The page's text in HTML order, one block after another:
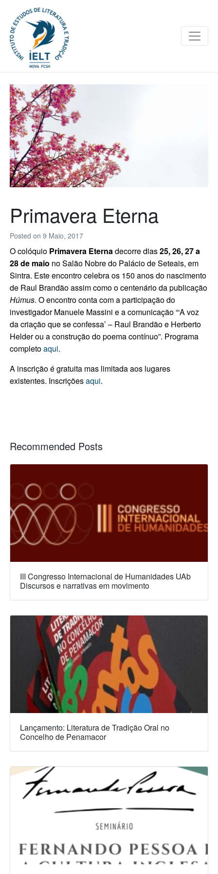
Posted on 9 Maio, 2017
Primavera Eterna
O colóquio ​ Primavera Eternadecorre dias25, 26, 27 a
28 de maio no Salão Nobre do Palácio de Seteais, em
Sintra. Este encontro celebra os 150 anos do nascimento
de Raul Brandão assim como o centenário da publicação
Húmus. O encontro conta com a participação do
investigador Manuele Massini e a comunicação “‘A voz
da criação que se confessa’ – Raul Brandão e Herberto
Helder ou a construção do poema contínuo”. Programa
completoaqui.
A inscrição é gratuita mas limitada aos lugares
existentes. Inscriçõesaqui.
Recommended Posts
III Congresso Internacional de Humanidades UAb
Discursos e narrativas em movimento
Lançamento: Literatura de Tradição Oral no
Concelho de Penamacor